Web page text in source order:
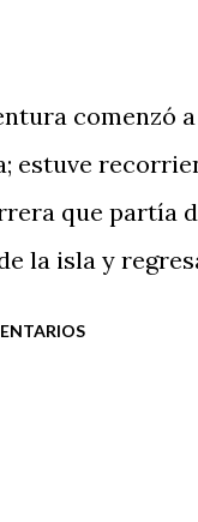
comenzó
estuve
que partía
la isla y